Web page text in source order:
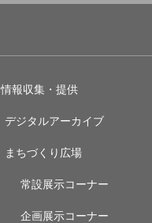
情報収集・提供
デジタルアーカイブ
まちづくり広場
常設展示コーナー
企画展示コーナー